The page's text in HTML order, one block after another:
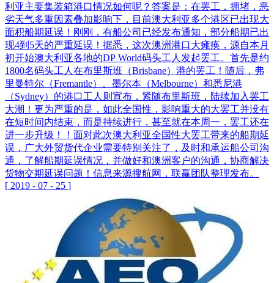
利亚主要集装箱港口情况如何呢？答案是：在罢工，拥堵，恶
劣天气多重因素叠加影响下，目前澳大利亚多个港区已出现大
面积船期延误！刚刚，有船公司已经发布通知，部分船期已出
现4到5天的严重延误！据悉，这次澳洲港口大瘫痪，源自本月
初开始澳大利亚各地的DP World码头工人发起罢工。首先是约
1800名码头工人在布里斯班（Brisbane）港的罢工！随后，弗
里曼特尔（Fremantle）、墨尔本（Melbourne）和悉尼港
（Sydney）的港口工人则宣布，紧随布里斯班，陆续加入罢工
大潮！更为严重的是，如此全国性，影响重大的大罢工并没有
在短时间内结束，而是持续进行，甚至就在本周一，罢工还在
进一步升级！！面对此次澳大利亚全国性大罢工带来的船期延
误，广大外贸货代企业需要特别关注了，及时和承运船公司沟
通，了解船期延误情况，并做好和澳洲客户的沟通，协商解决
货物交期延误问题！信息来源搜航网，联赢团队整理发布。
[ 2019 - 07 - 25 ]